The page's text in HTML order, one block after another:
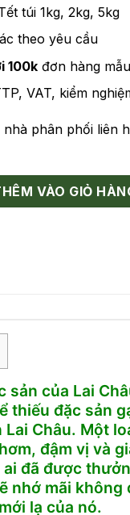
túi 1kg, 2kg, 5kg
theo yêu cầu
100kđơn hàng
VAT, kiểm
phân phối liên
số lượng
VÀO GIỎ
sản của Lai
thiếu đặc sản
Lai Châu. Một
đậm vị và
đã được
nhớ mãi không
lạ của nó.